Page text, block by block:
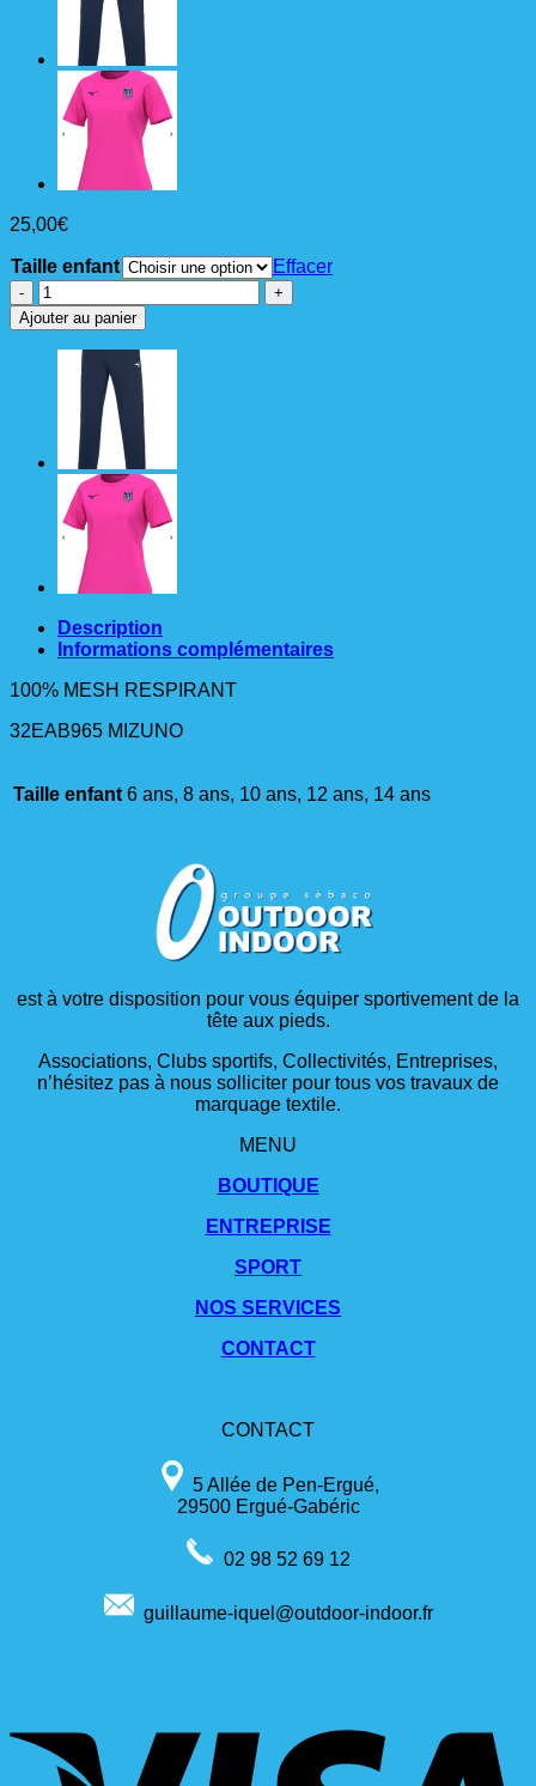
25,00€
Taille enfant
Effacer
quantité
de
TESHIRT
TRAINING
ENFANT
MIZUNO
ROSE
Ajouter au panier
Description
Informations complémentaires
100% MESH RESPIRANT
32EAB965 MIZUNO
Taille enfant 6 ans, 8 ans, 10 ans, 12 ans, 14 ans
est à votre disposition pour vous équiper sportivement de la
tête aux pieds.
Associations, Clubs sportifs, Collectivités, Entreprises,
n’hésitez pas à nous solliciter pour tous vos travaux de
marquage textile.
MENU
BOUTIQUE
ENTREPRISE
SPORT
NOS SERVICES
CONTACT
CONTACT
5 Allée de Pen-Ergué,
29500 Ergué-Gabéric
02 98 52 69 12
guillaume-iquel@outdoor-indoor.fr